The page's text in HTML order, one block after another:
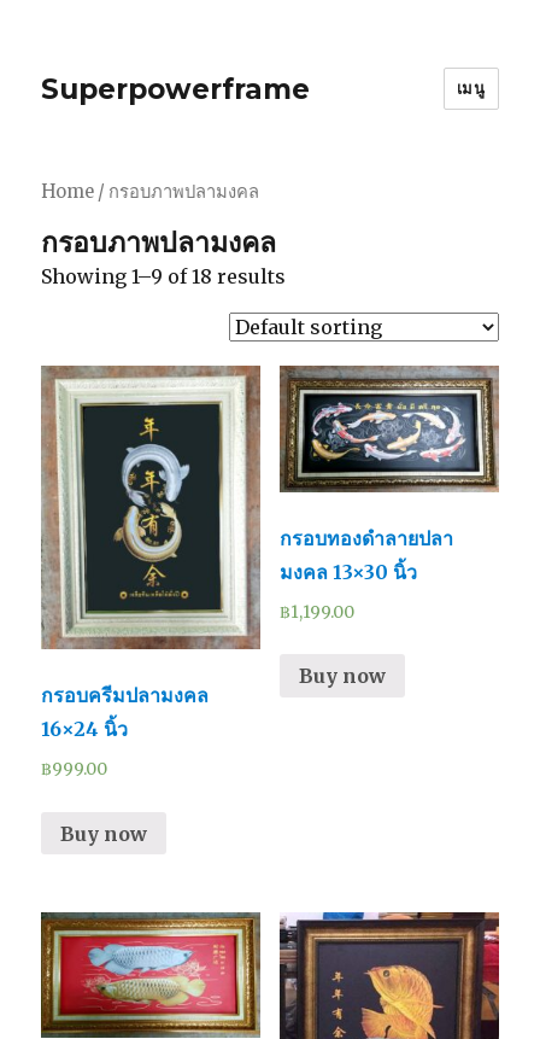
Superpowerframe เมนู
Home / กรอบภาพปลามงคล
กรอบภาพปลามงคล
Showing 1–9 of 18 results
กรอบครีมปลามงคล
16×24 นิ้ว
฿999.00
Buy now
กรอบทองดำลายปลา
มงคล 13×30 นิ้ว
฿1,199.00
Buy now